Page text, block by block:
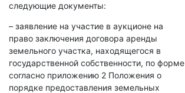
следующие документы:
– заявление на участие в аукционе на
право заключения договора аренды
земельного участка, находящегося в
государственной собственности, по форме
согласно приложению 2 Положения о
порядке предоставления земельных